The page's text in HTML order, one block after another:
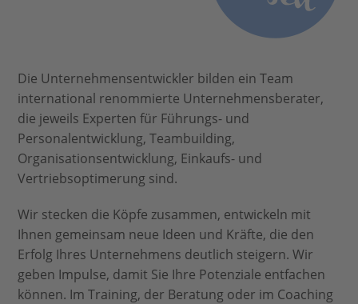
Die Unternehmensentwickler bilden ein Team
international renommierte Unternehmensberater,
die jeweils Experten für Führungs- und
Personalentwicklung, Teambuilding,
Organisationsentwicklung, Einkaufs- und
Vertriebsoptimerung sind.
Wir stecken die Köpfe zusammen, entwickeln mit
Ihnen gemeinsam neue Ideen und Kräfte, die den
Erfolg Ihres Unternehmens deutlich steigern. Wir
geben Impulse, damit Sie Ihre Potenziale entfachen
können. Im Training, der Beratung oder im Coaching